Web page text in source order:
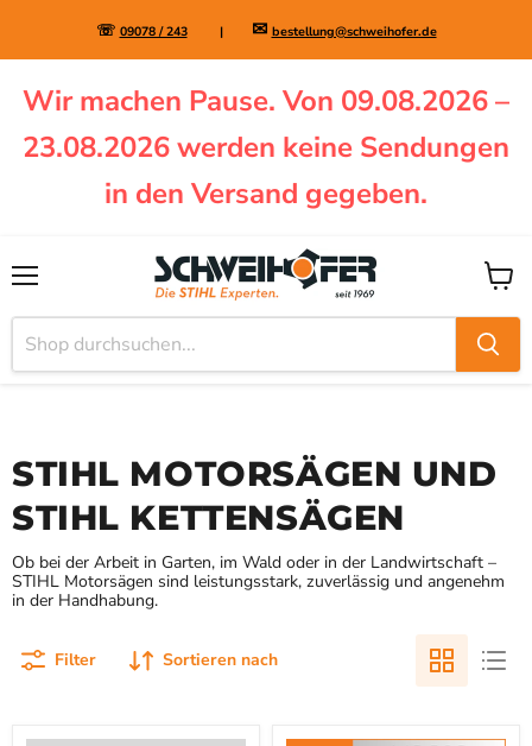
☏ 09078 / 243| ✉ bestellung@schweihofer.de
Wir machen Pause. Von 09.08.2026 –
23.08.2026 werden keine Sendungen
in den Versand gegeben.
STIHL MOTORSÄGEN UND
STIHL KETTENSÄGEN
Ob bei der Arbeit in Garten, im Wald oder in der Landwirtschaft –
STIHL Motorsägen sind leistungsstark, zuverlässig und angenehm
in der Handhabung.
Filter Sortieren nach